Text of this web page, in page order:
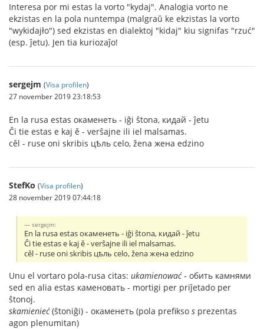
Interesa por mi estas la vorto "kydaj". Analogia vorto ne
ekzistas en la pola nuntempa (malgraŭ ke ekzistas la vorto
"wykidajło") sed ekzistas en dialektoj "kidaj" kiu signifas "rzuć"
(esp. ĵetu). Jen tia kuriozaĵo!
sergejm (Visa profilen)
27 november 2019 23:18:53
En la rusa estas окаменеть - iĝi ŝtona, кидай - ĵetu
Ĉi tie estas e kaj ě - verŝajne ili iel malsamas.
cěl - ruse oni skribis цѣль celo, žena жена edzino
StefKo (Visa profilen)
28 november 2019 07:44:18
sergejm:
En la rusa estas окаменеть - iĝi ŝtona, кидай - ĵetu
Ĉi tie estas e kaj ě - verŝajne ili iel malsamas.
cěl - ruse oni skribis цѣль celo, žena жена edzino
Unu el vortaro pola-rusa citas: ukamienować- обить камнями
sed en alia estas каменовать - mortigi per priĵetado per
ŝtonoj.
skamienieć(ŝtoniĝi) - окаменеть (pola prefikso s prezentas
agon plenumitan)